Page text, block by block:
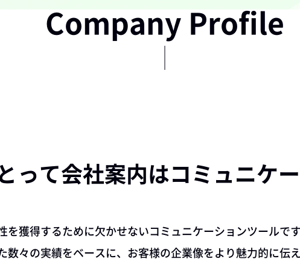
Company Profile
って会社案内はコミュニケ
を獲得するために欠かせないコミュニケーションツールで
数々の実績をベースに、お客様の企業像をより魅力的に伝